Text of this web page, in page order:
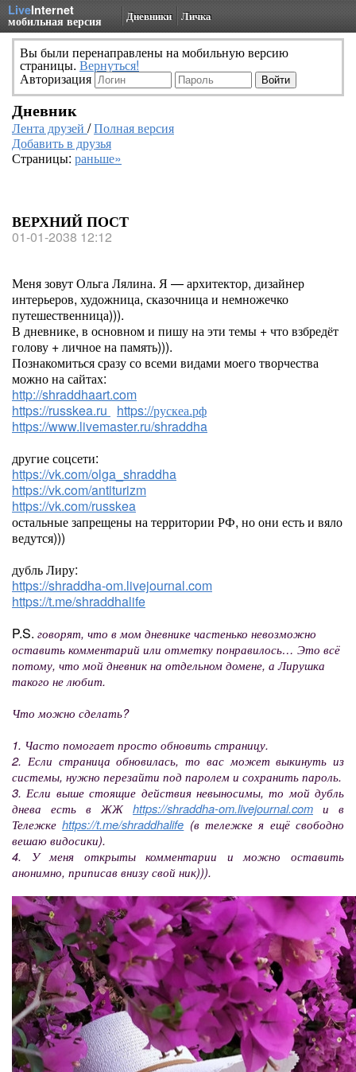
LiveInternet
мобильная версия Дневники Личка
Вы были перенаправлены на мобильную версию
страницы. Вернуться!
Авторизация
Дневник
Лента друзей /Полная версия
Добавить в друзья
Страницы: раньше»
ВЕРХНИЙ ПОСТ
01-01-2038 12:12
Меня зовут Ольга Лялина. Я — архитектор, дизайнер
интерьеров, художница, сказочница и немножечко
путешественница))).
В дневнике, в основном и пишу на эти темы + что взбредёт
голову + личное на память))).
Познакомиться сразу со всеми видами моего творчества
можно на сайтах:
http://shraddhaart.com
https://russkea.ru
https://рускеа.рф
https://www.livemaster.ru/shraddha
другие соцсети:
https://vk.com/olga_shraddha
https://vk.com/antiturizm
https://vk.com/russkea
остальные запрещены на территории РФ, но они есть и вяло
ведутся)))
дубль Лиру:
https://shraddha-om.livejournal.com
https://t.me/shraddhalife
P.S. говорят, что в мом дневнике частенько невозможно
оставить комментарий или отметку понравилось… Это всё
потому, что мой дневник на отдельном домене, а Лирушка
такого не любит.
Что можно сделать?
1. Часто помогает просто обновить страницу.
2. Если страница обновилась, то вас может выкинуть из
системы, нужно перезайти под паролем и сохранить пароль.
3. Если выше стоящие действия невыносимы, то мой дубль
днева есть в ЖЖ https://shraddha-om.livejournal.com и в
Тележкеhttps://t.me/shraddhalife (в тележке я ещё свободно
вешаю видосики).
4. У меня открыты комментарии и можно оставить
анонимно, приписав внизу свой ник))).